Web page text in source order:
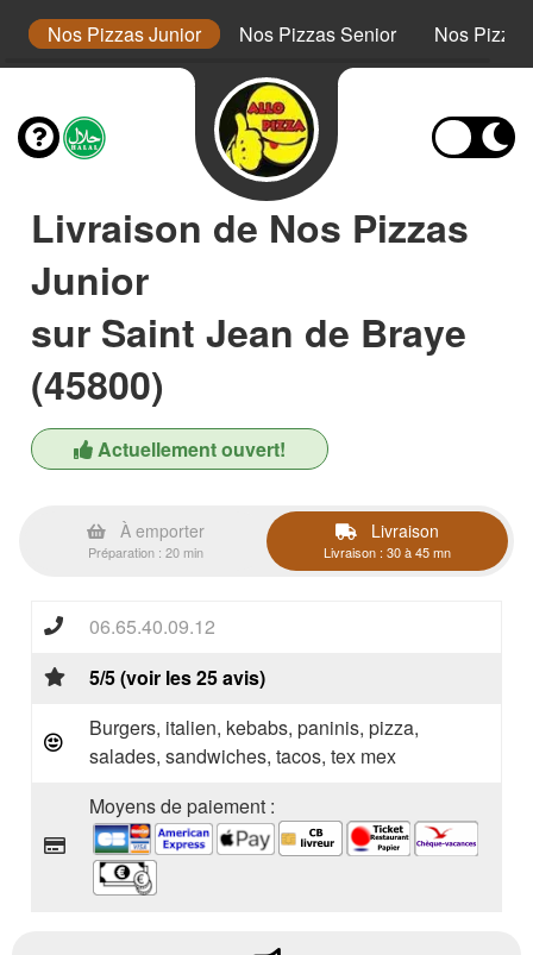
Nos Pizzas Junior Nos Pizzas Senior Nos Pizza
Livraison de Nos Pizzas
Junior
sur Saint Jean de Braye
(45800)
Actuellement ouvert!
À emporter
Préparation : 20 min
Livraison
Livraison : 30 à 45 mn
06.65.40.09.12
5/5 (voir les 25 avis)
Burgers, italien, kebabs, paninis, pizza,
salades, sandwiches, tacos, tex mex
Moyens de paiement :